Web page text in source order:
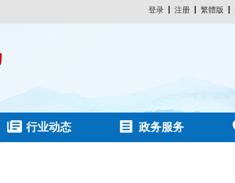
登录 注册 繁體版
行业动态 政务服务